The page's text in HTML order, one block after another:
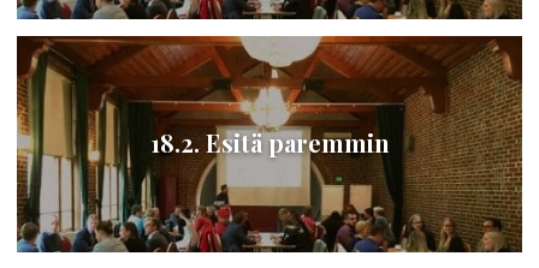
18.2. Esitä paremmin